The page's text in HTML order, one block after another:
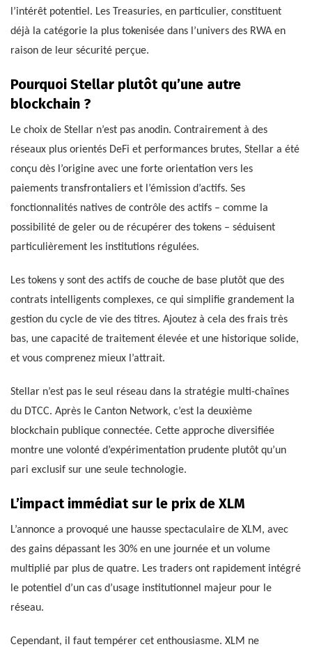
l’intérêt potentiel. Les Treasuries, en particulier, constituent
déjà la catégorie la plus tokenisée dans l’univers des RWA en
raison de leur sécurité perçue.
Pourquoi Stellar plutôt qu’une autre
blockchain ?
Le choix de Stellar n’est pas anodin. Contrairement à des
réseaux plus orientés DeFi et performances brutes, Stellar a été
conçu dès l’origine avec une forte orientation vers les
paiements transfrontaliers et l’émission d’actifs. Ses
fonctionnalités natives de contrôle des actifs – comme la
possibilité de geler ou de récupérer des tokens – séduisent
particulièrement les institutions régulées.
Les tokens y sont des actifs de couche de base plutôt que des
contrats intelligents complexes, ce qui simplifie grandement la
gestion du cycle de vie des titres. Ajoutez à cela des frais très
bas, une capacité de traitement élevée et une historique solide,
et vous comprenez mieux l’attrait.
Stellar n’est pas le seul réseau dans la stratégie multi-chaînes
du DTCC. Après le Canton Network, c’est la deuxième
blockchain publique connectée. Cette approche diversifiée
montre une volonté d’expérimentation prudente plutôt qu’un
pari exclusif sur une seule technologie.
L’impact immédiat sur le prix de XLM
L’annonce a provoqué une hausse spectaculaire de XLM, avec
des gains dépassant les 30% en une journée et un volume
multiplié par plus de quatre. Les traders ont rapidement intégré
le potentiel d’un cas d’usage institutionnel majeur pour le
réseau.
Cependant, il faut tempérer cet enthousiasme. XLM ne